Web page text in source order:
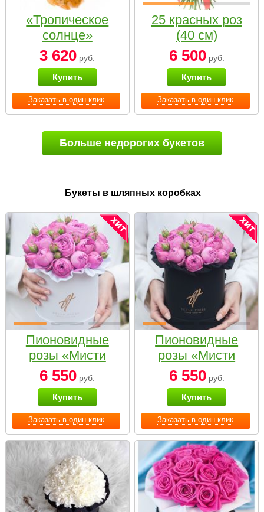
Заказать в один клик
«Тропическое
солнце»
3 620 руб.
Купить
Заказать в один клик
25 красных роз
(40 см)
6 500руб.
Купить
Больше недорогих букетов
Букеты в шляпных коробках
Заказать в один клик
Пионовидные
розы «Мисти
бабблс» в белой
коробке Small
6 550 руб.
Купить
Заказать в один клик
Пионовидные
розы «Мисти
бабблс» в
черной коробке
Small
6 550руб.
Купить